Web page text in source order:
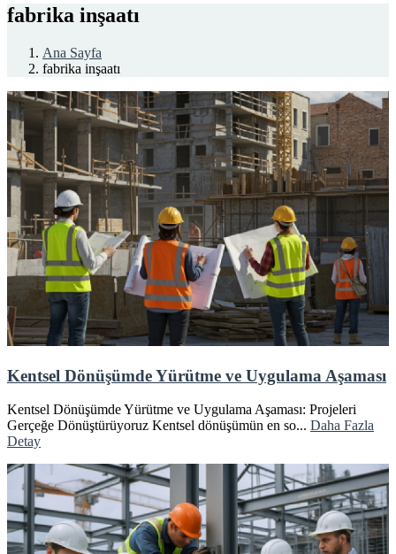
fabrika inşaatı
Ana Sayfa
fabrika inşaatı
Kentsel Dönüşümde Yürütme ve Uygulama Aşaması
Kentsel Dönüşümde Yürütme ve Uygulama Aşaması: Projeleri
Gerçeğe Dönüştürüyoruz Kentsel dönüşümün en so... Daha Fazla
Detay